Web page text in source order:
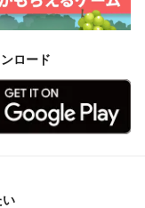
ロード
い